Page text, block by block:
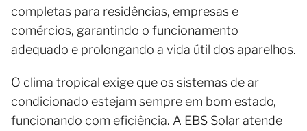
completas para residências, empresas e
comércios, garantindo o funcionamento
adequado e prolongando a vida útil dos aparelhos.
O clima tropical exige que os sistemas de ar
condicionado estejam sempre em bom estado,
funcionando com eficiência. A EBS Solar atende